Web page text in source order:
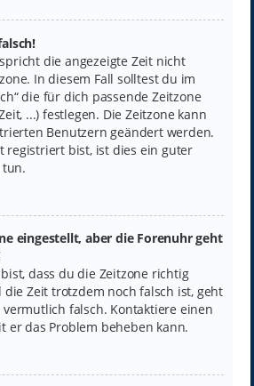
die angezeigte Zeit nicht
In diesem Fall solltest du im
die für dich passende Zeitzone
...) festlegen. Die Zeitzone kann
Benutzern geändert werden.
registriert bist, ist dies ein guter
tun.
eingestellt, aber die Forenuhr geht
dass du die Zeitzone richtig
Zeit trotzdem noch falsch ist, geht
vermutlich falsch. Kontaktiere einen
er das Problem beheben kann.